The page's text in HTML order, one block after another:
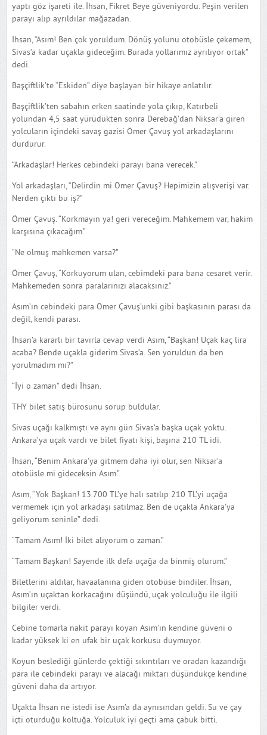
yaptı göz işareti ile. İhsan, Fikret Beye güveniyordu. Peşin verilen
parayı alıp ayrıldılar mağazadan.
İhsan, “Asım! Ben çok yoruldum. Dönüş yolunu otobüsle çekemem,
Sivas’a kadar uçakla gideceğim. Burada yollarımız ayrılıyor ortak”
dedi.
Başçiftlik’te “Eskiden” diye başlayan bir hikaye anlatılır.
Başçiftlik’ten sabahın erken saatinde yola çıkıp, Katırbeli
yolundan 4,5 saat yürüdükten sonra Derebağ’dan Niksar’a giren
yolcuların içindeki savaş gazisi Ömer Çavuş yol arkadaşlarını
durdurur.
“Arkadaşlar! Herkes cebindeki parayı bana verecek.”
Yol arkadaşları, “Delirdin mi Ömer Çavuş? Hepimizin alışverişi var.
Nerden çıktı bu iş?”
Ömer Çavuş. “Korkmayın ya! geri vereceğim. Mahkemem var, hakim
karşısına çıkacağım.”
“Ne olmuş mahkemen varsa?”
Ömer Çavuş, “Korkuyorum ulan, cebimdeki para bana cesaret verir.
Mahkemeden sonra paralarınızı alacaksınız.”
Asım’ın cebindeki para Ömer Çavuş’unki gibi başkasının parası da
değil, kendi parası.
İhsan’a kararlı bir tavırla cevap verdi Asım, “Başkan! Uçak kaç lira
acaba? Bende uçakla giderim Sivas’a. Sen yoruldun da ben
yorulmadım mı?”
“İyi o zaman” dedi İhsan.
THY bilet satış bürosunu sorup buldular.
Sivas uçağı kalkmıştı ve aynı gün Sivas’a başka uçak yoktu.
Ankara’ya uçak vardı ve bilet fiyatı kişi, başına 210 TL idi.
İhsan, “Benim Ankara’ya gitmem daha iyi olur, sen Niksar’a
otobüsle mi gideceksin Asım.”
Asım, “Yok Başkan! 13.700 TL’ye halı satılıp 210 TL’yi uçağa
vermemek için yol arkadaşı satılmaz. Ben de uçakla Ankara’ya
geliyorum seninle” dedi.
“Tamam Asım! İki bilet alıyorum o zaman.”
“Tamam Başkan! Sayende ilk defa uçağa da binmiş olurum.”
Biletlerini aldılar, havaalanına giden otobüse bindiler. İhsan,
Asım’ın uçaktan korkacağını düşündü, uçak yolculuğu ile ilgili
bilgiler verdi.
Cebine tomarla nakit parayı koyan Asım’ın kendine güveni o
kadar yüksek ki en ufak bir uçak korkusu duymuyor.
Koyun beslediği günlerde çektiği sıkıntıları ve oradan kazandığı
para ile cebindeki parayı ve alacağı miktarı düşündükçe kendine
güveni daha da artıyor.
Uçakta İhsan ne istedi ise Asım’a da aynısından geldi. Su ve çay
içti oturduğu koltuğa. Yolculuk iyi geçti ama çabuk bitti.